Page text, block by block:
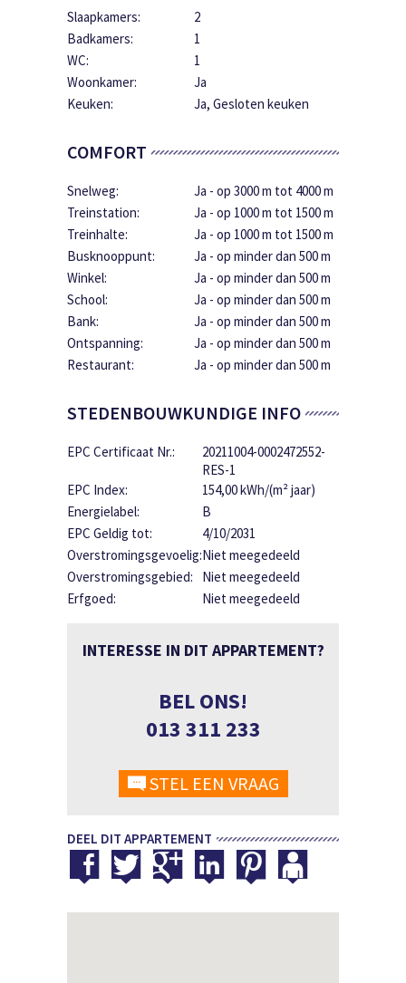
Slaapkamers:
2
Badkamers:
1
WC:
1
Woonkamer:
Ja
Keuken:
Ja, Gesloten keuken
COMFORT
Snelweg:
Ja - op 3000 m tot 4000 m
Treinstation:
Ja - op 1000 m tot 1500 m
Treinhalte:
Ja - op 1000 m tot 1500 m
Busknooppunt:
Ja - op minder dan 500 m
Winkel:
Ja - op minder dan 500 m
School:
Ja - op minder dan 500 m
Bank:
Ja - op minder dan 500 m
Ontspanning:
Ja - op minder dan 500 m
Restaurant:
Ja - op minder dan 500 m
STEDENBOUWKUNDIGE INFO
EPC Certificaat Nr.:
20211004-0002472552-
RES-1
EPC Index:
154,00 kWh/(m² jaar)
Energielabel:
B
EPC Geldig tot:
4/10/2031
Overstromingsgevoelig:Niet meegedeeld
Overstromingsgebied:
Niet meegedeeld
Erfgoed:
Niet meegedeeld
INTERESSE IN DIT APPARTEMENT?
BEL ONS!
013 311 233
STEL EEN VRAAG
DEEL DIT APPARTEMENT